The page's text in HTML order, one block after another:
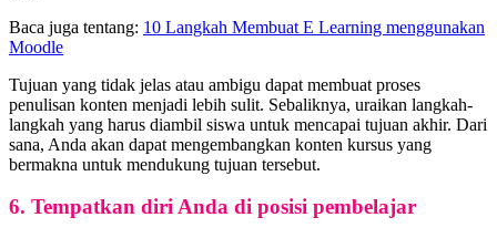
Baca juga tentang: 10 Langkah Membuat E Learning menggunakan
Moodle
Tujuan yang tidak jelas atau ambigu dapat membuat proses
penulisan konten menjadi lebih sulit. Sebaliknya, uraikan langkah-
langkah yang harus diambil siswa untuk mencapai tujuan akhir. Dari
sana, Anda akan dapat mengembangkan konten kursus yang
bermakna untuk mendukung tujuan tersebut.
6. Tempatkan diri Anda di posisi pembelajar